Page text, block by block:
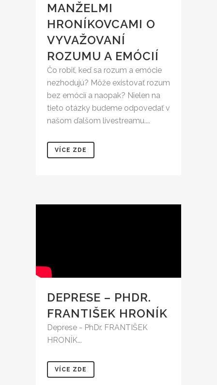
MANŽELMI
HRONÍKOVCAMI O
VYVAŽOVANÍ
ROZUMU A EMÓCIÍ
Čo robiť, keď sa rozum a emócie
nezhodujú? Môže existovať rozum
bez emócií a naopak? Nielen na
tieto otázky budeme odpovedať v
našom ďalšom livestreamu....
VÍCE ZDE
DEPRESE – PHDR.
FRANTIŠEK HRONÍK
Deprese - PhDr. FRANTIŠEK
HRONÍK...
VÍCE ZDE